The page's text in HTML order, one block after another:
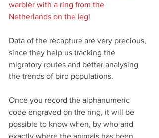
warbler with a ring from the
Netherlands on the leg!
Data of the recapture are very precious,
since they help us tracking the
migratory routes and better analysing
the trends of bird populations.
Once you record the alphanumeric
code engraved on the ring, it will be
possible to know when, by who and
exactly where the animals has been